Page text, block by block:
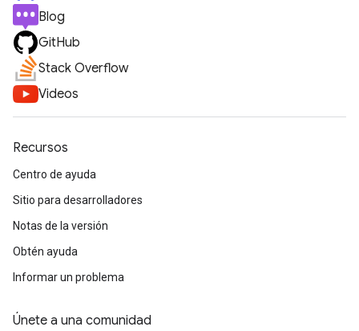
Blog
GitHub
Stack Overflow
Videos
Recursos
Centro de ayuda
Sitio para desarrolladores
Notas de la versión
Obtén ayuda
Informar un problema
Únete a una comunidad